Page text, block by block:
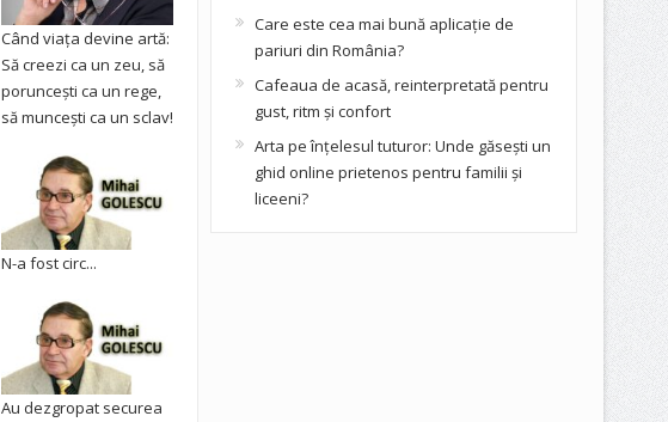
Când viața devine artă:
Să creezi ca un zeu, să
poruncești ca un rege,
să muncești ca un sclav!
N-a fost circ...
Au dezgropat securea
Care este cea mai bună aplicație de
pariuri din România?
Cafeaua de acasă, reinterpretată pentru
gust, ritm și confort
Arta pe înțelesul tuturor: Unde găsești un
ghid online prietenos pentru familii și
liceeni?